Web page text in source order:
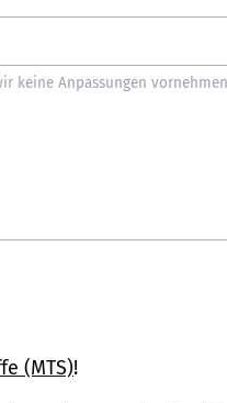
(MTS)!